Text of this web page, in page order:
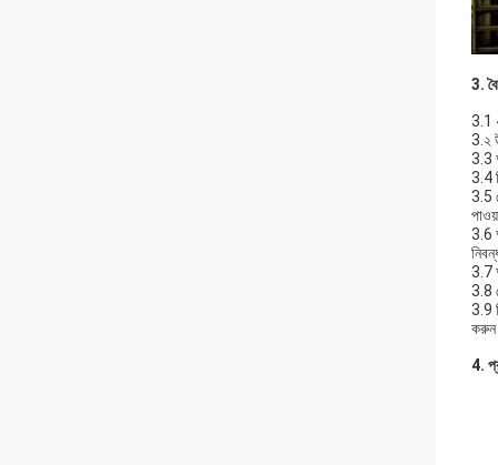
3.
3.1
3.২
3.3
3.4
3.5
3.6
3.7
3.8
3.9
4.